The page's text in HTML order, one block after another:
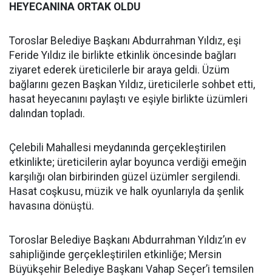
HEYECANINA ORTAK OLDU
Toroslar Belediye Başkanı Abdurrahman Yıldız, eşi
Feride Yıldız ile birlikte etkinlik öncesinde bağları
ziyaret ederek üreticilerle bir araya geldi. Üzüm
bağlarını gezen Başkan Yıldız, üreticilerle sohbet etti,
hasat heyecanını paylaştı ve eşiyle birlikte üzümleri
dalından topladı.
Çelebili Mahallesi meydanında gerçekleştirilen
etkinlikte; üreticilerin aylar boyunca verdiği emeğin
karşılığı olan birbirinden güzel üzümler sergilendi.
Hasat coşkusu, müzik ve halk oyunlarıyla da şenlik
havasına dönüştü.
Toroslar Belediye Başkanı Abdurrahman Yıldız’ın ev
sahipliğinde gerçekleştirilen etkinliğe; Mersin
Büyükşehir Belediye Başkanı Vahap Seçer’i temsilen